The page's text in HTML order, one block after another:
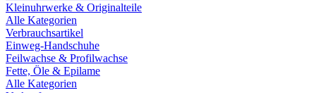
Kleinuhrwerke & Originalteile
Alle Kategorien
Verbrauchsartikel
Einweg-Handschuhe
Feilwachse & Profilwachse
Fette, Öle & Epilame
Alle Kategorien